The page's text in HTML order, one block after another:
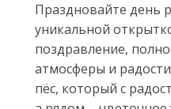
Праздновайте день
уникальной
поздравление,
атмосферы и
пёс, который с